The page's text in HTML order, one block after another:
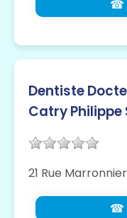
☎
Dentiste
Catry Philippe
21 Rue
☎